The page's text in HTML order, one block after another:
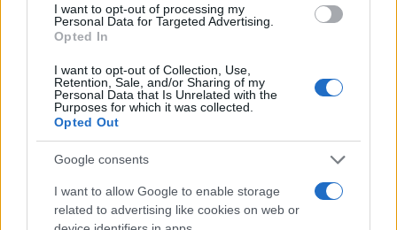
I want to opt-out of processing my
Personal Data for Targeted Advertising.
Opted In
I want to opt-out of Collection, Use,
Retention, Sale, and/or Sharing of my
Personal Data that Is Unrelated with the
Purposes for which it was collected.
Opted Out
Google consents
I want to allow Google to enable storage
related to advertising like cookies on web or